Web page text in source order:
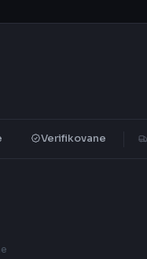
Verifikovane